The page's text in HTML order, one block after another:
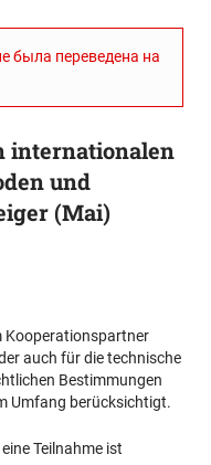
была переведена на
internationalen
und
(Mai)
Kooperationspartner
auch für die technische
Bestimmungen
Umfang berücksichtigt.
Teilnahme ist